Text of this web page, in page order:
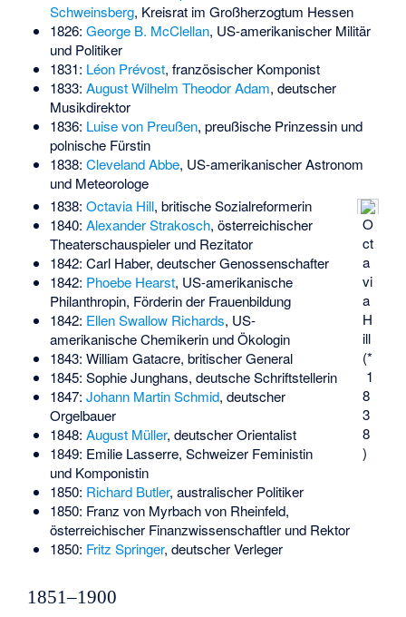
Schweinsberg, Kreisrat im Großherzogtum Hessen
1826: George B. McClellan, US-amerikanischer Militär
und Politiker
1831: Léon Prévost, französischer Komponist
1833: August Wilhelm Theodor Adam, deutscher
Musikdirektor
1836: Luise von Preußen, preußische Prinzessin und
polnische Fürstin
1838: Cleveland Abbe, US-amerikanischer Astronom
und Meteorologe
O
ct
a
vi
a
H
ill
(*
1
8
3
8
)
1838: Octavia Hill, britische Sozialreformerin
1840: Alexander Strakosch, österreichischer
Theaterschauspieler und Rezitator
1842: Carl Haber, deutscher Genossenschafter
1842: Phoebe Hearst, US-amerikanische
Philanthropin, Förderin der Frauenbildung
1842: Ellen Swallow Richards, US-
amerikanische Chemikerin und Ökologin
1843: William Gatacre, britischer General
1845: Sophie Junghans, deutsche Schriftstellerin
1847: Johann Martin Schmid, deutscher
Orgelbauer
1848: August Müller, deutscher Orientalist
1849: Emilie Lasserre, Schweizer Feministin
und Komponistin
1850: Richard Butler, australischer Politiker
1850: Franz von Myrbach von Rheinfeld,
österreichischer Finanzwissenschaftler und Rektor
1850: Fritz Springer, deutscher Verleger
1851–1900